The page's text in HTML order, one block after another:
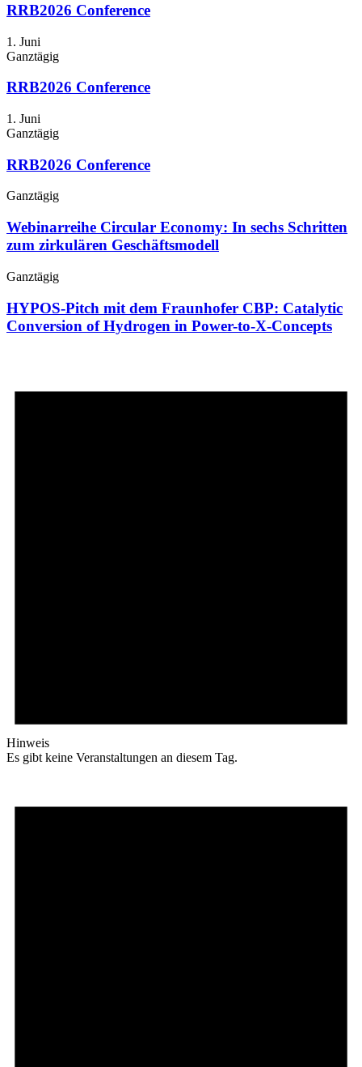
RRB2026 Conference
1. Juni
Ganztägig
RRB2026 Conference
1. Juni
Ganztägig
RRB2026 Conference
Ganztägig
Webinarreihe Circular Economy: In sechs Schritten
zum zirkulären Geschäftsmodell
Ganztägig
HYPOS-Pitch mit dem Fraunhofer CBP: Catalytic
Conversion of Hydrogen in Power-to-X-Concepts
Hinweis
Es gibt keine Veranstaltungen an diesem Tag.